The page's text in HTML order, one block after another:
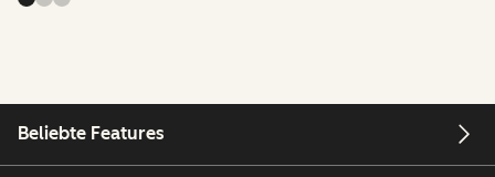
Beliebte Features